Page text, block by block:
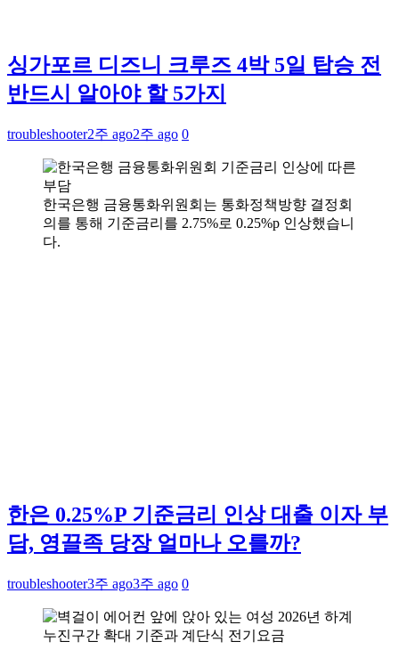
싱가포르 디즈니 크루즈 4박 5일 탑승 전
반드시 알아야 할 5가지
troubleshooter2주 ago2주 ago 0
한국은행 금융통화위원회는 통화정책방향 결정회
의를 통해 기준금리를 2.75%로 0.25%p 인상했습니
다.
한은 0.25%P 기준금리 인상 대출 이자 부
담, 영끌족 당장 얼마나 오를까?
troubleshooter3주 ago3주 ago 0
2026년 하계
누진구간 확대 기준과 계단식 전기요금